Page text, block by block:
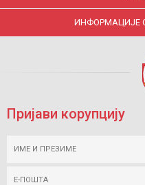
ИНФОРМАЦИЈЕ
Пријави корупцију